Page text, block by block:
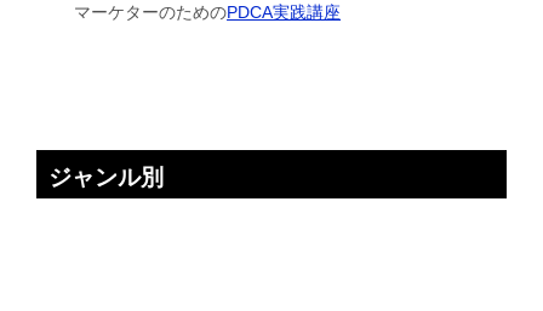
マーケターのためのPDCA実践講座
ジャンル別